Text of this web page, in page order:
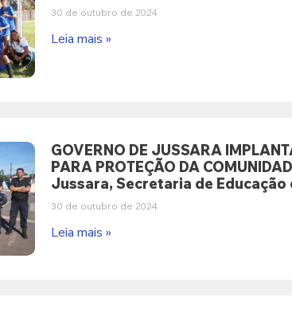
30 de outubro de 2024
Leia mais »
GOVERNO DE JUSSARA
PARA PROTEÇÃO DA
Jussara, Secretaria de Educação
30 de outubro de 2024
Leia mais »